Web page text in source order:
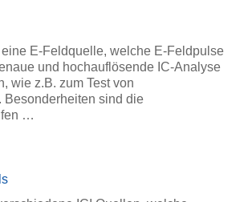
E-Feldquelle, welche E-Feldpulse
und hochauflösende IC-Analyse
wie z.B. zum Test von
sind die
…